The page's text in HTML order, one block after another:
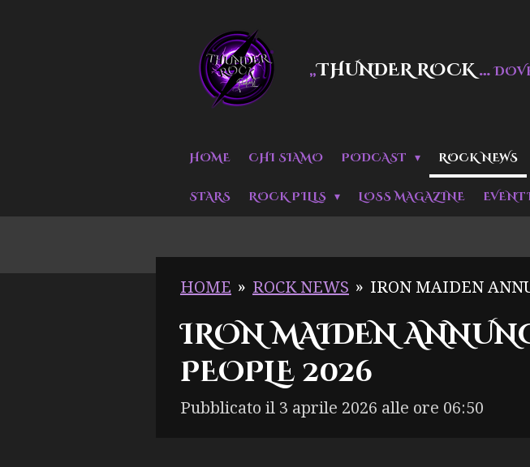
„THUNDER ROCK…
HOME CHI SIAMO PODCAST ROCK NEWS
STARS ROCK PILLS LOSS MAGAZINE
HOME » ROCK NEWS » IRON MAIDEN
IRON MAIDEN
PEOPLE 2026
Pubblicato il 3 aprile 2026 alle ore 06:50